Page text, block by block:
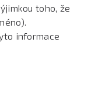
toho, že
informace